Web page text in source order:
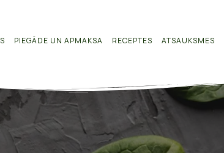
PIEGĀDE UN APMAKSA RECEPTES ATSAUKSMES